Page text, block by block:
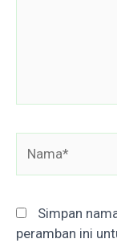
Simpan
peramban ini